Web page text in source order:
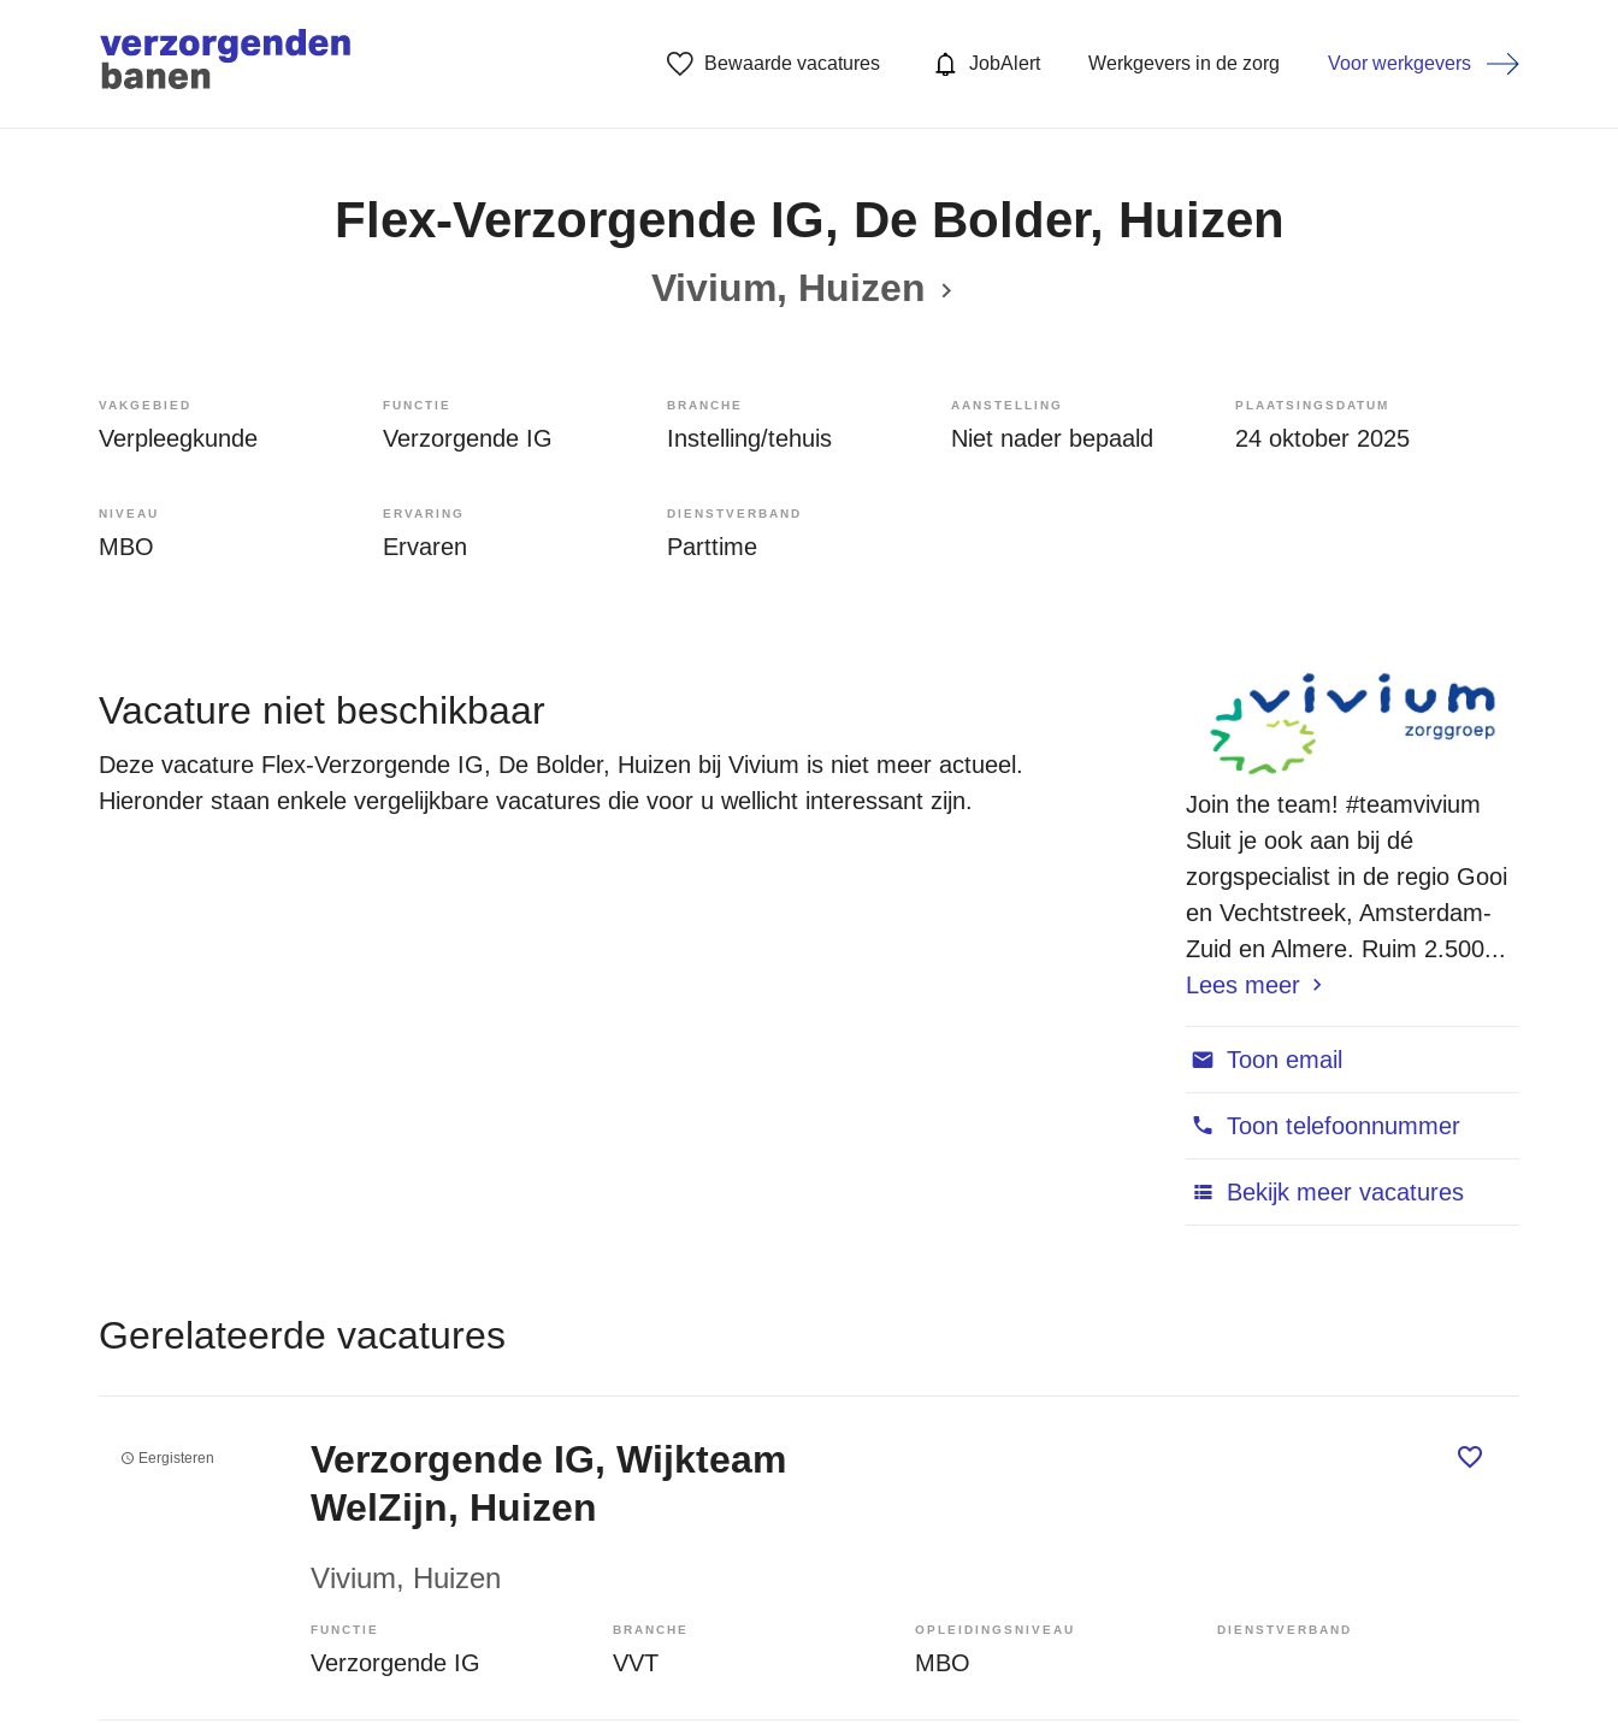
Bewaarde vacatures JobAlert Werkgevers in de zorg Voor werkgevers
Flex-Verzorgende IG, De Bolder, Huizen
Vivium, Huizen
VAKGEBIED
Verpleegkunde
FUNCTIE
Verzorgende IG
BRANCHE
Instelling/tehuis
AANSTELLING
Niet nader bepaald
PLAATSINGSDATUM
24 oktober 2025
NIVEAU
MBO
ERVARING
Ervaren
DIENSTVERBAND
Parttime
Vacature niet beschikbaar
Deze vacature Flex-Verzorgende IG, De Bolder, Huizen bij Vivium is niet meer actueel.
Hieronder staan enkele vergelijkbare vacatures die voor u wellicht interessant zijn.
Join the team! #teamvivium
Sluit je ook aan bij dé
zorgspecialist in de regio Gooi
en Vechtstreek, Amsterdam-
Zuid en Almere. Ruim 2.500...
Lees meer
Toon email
Toon telefoonnummer
Bekijk meer vacatures
Gerelateerde vacatures
Eergisteren
Verzorgende IG, Wijkteam
WelZijn, Huizen
Vivium, Huizen
FUNCTIE
Verzorgende IG
BRANCHE
VVT
OPLEIDINGSNIVEAU
MBO
DIENSTVERBAND